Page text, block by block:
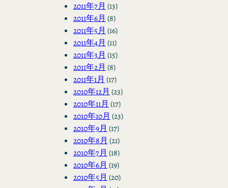
2011年7月 (13)
2011年6月 (8)
2011年5月 (16)
2011年4月 (11)
2011年3月 (15)
2011年2月 (8)
2011年1月 (17)
2010年12月 (23)
2010年11月 (17)
2010年10月 (23)
2010年9月 (17)
2010年8月 (21)
2010年7月 (18)
2010年6月 (19)
2010年5月 (20)